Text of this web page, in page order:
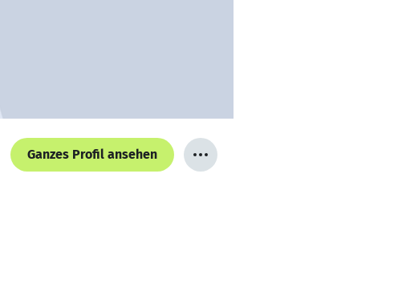
Ganzes Profil ansehen